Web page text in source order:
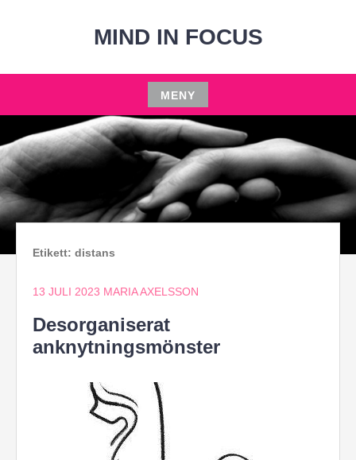
MIND IN FOCUS
MENY
Hoppa
till
innehåll
Etikett: distans
13 JULI 2023 MARIA AXELSSON
Desorganiserat
anknytningsmönster